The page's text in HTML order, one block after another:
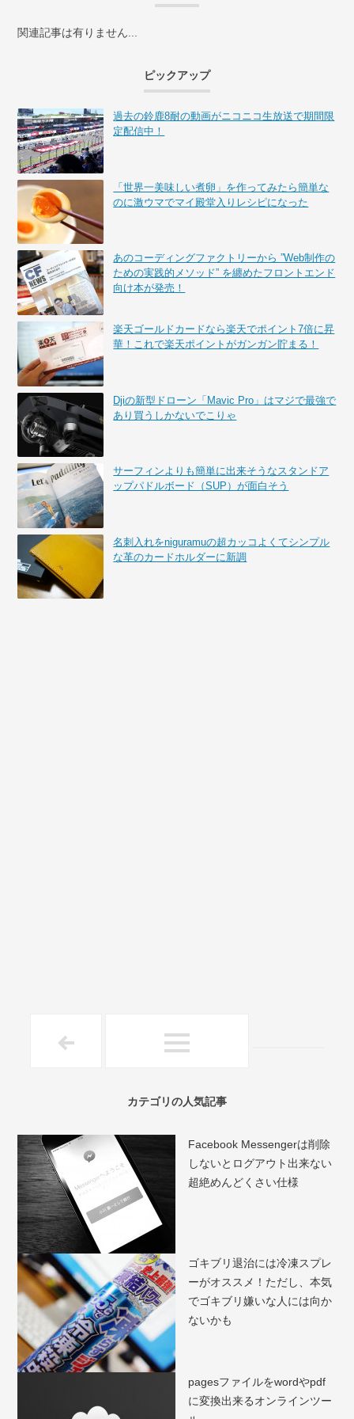
関連記事は有りません...
ピックアップ
過去の鈴鹿8耐の動画がニコニコ生放送で期間限
定配信中！
「世界一美味しい煮卵」を作ってみたら簡単な
のに激ウマでマイ殿堂入りレシピになった
あのコーディングファクトリーから ”Web制作の
ための実践的メソッド” を纏めたフロントエンド
向け本が発売！
楽天ゴールドカードなら楽天でポイント7倍に昇
華！これで楽天ポイントがガンガン貯まる！
Djiの新型ドローン「Mavic Pro」はマジで最強で
あり買うしかないでこりゃ
サーフィンよりも簡単に出来そうなスタンドア
ップパドルボード（SUP）が面白そう
名刺入れをniguramuの超カッコよくてシンプル
な革のカードホルダーに新調
カテゴリの人気記事
Facebook Messengerは削除
しないとログアウト出来ない
超絶めんどくさい仕様
ゴキブリ退治には冷凍スプレ
ーがオススメ！ただし、本気
でゴキブリ嫌いな人には向か
ないかも
pagesファイルをwordやpdf
に変換出来るオンラインツー